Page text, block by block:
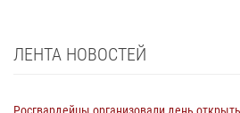
ЛЕНТА НОВОСТЕЙ
Росгвардейцы организовали день